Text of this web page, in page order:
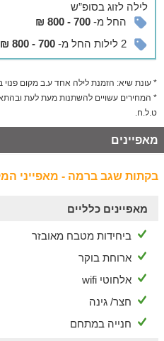
*מינימום הזמנה 2 לילות.
בסביבה
ליהנות מהקסם של
ברמת הגולן מחכות לכם מגוון
- טיולי טרקטורונים וג'יפים
- מסלולי הליכה ורכיבה על
יהודיה)
- סיורים וטעימות ביקבי הגולן
- ראפטינג בנהר הירדן
- קטיף פירות (בעונה)
- אתר החרמון
הערות
בריכת השחיה מיועדת לאורחי
לילהלזוג בסופ”ש
החל מ-700 - 800 ₪
2 לילות החל מ-
700 - 800 ₪
* עונת שיא: הזמנת לילה אחד ע.ב מקום פנוי
* המחירים עשויים להשתנות מעת לעת
ט.ל.ח.
מאפיינים
בקתות שגב ברמה - מאפייני
מאפיינים כלליים
ביחידות מטבח מאובזר
ארוחת בוקר
אלחוטי wifi
חצר/ גינה
חנייה במתחם